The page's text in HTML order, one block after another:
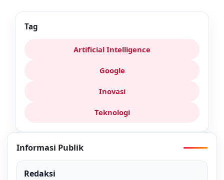
Tag
Artificial Intelligence
Google
Inovasi
Teknologi
Informasi Publik
Redaksi